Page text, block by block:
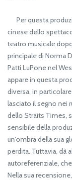
Per questa
cinese dello
teatro musicale
principale di Norma
Patti LuPone nel
appare in questa
diversa, in
lasciato il segno nei
dello Straits Times,
sensibile della
un'ombra della sua
perdita. Tuttavia, dà
autoreferenziale,
Nella sua